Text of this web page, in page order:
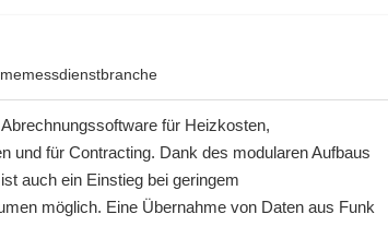
für Heizkosten,
und für Contracting. Dank des modularen Aufbaus
auch ein Einstieg bei geringem
möglich. Eine Übernahme von Daten aus Funk